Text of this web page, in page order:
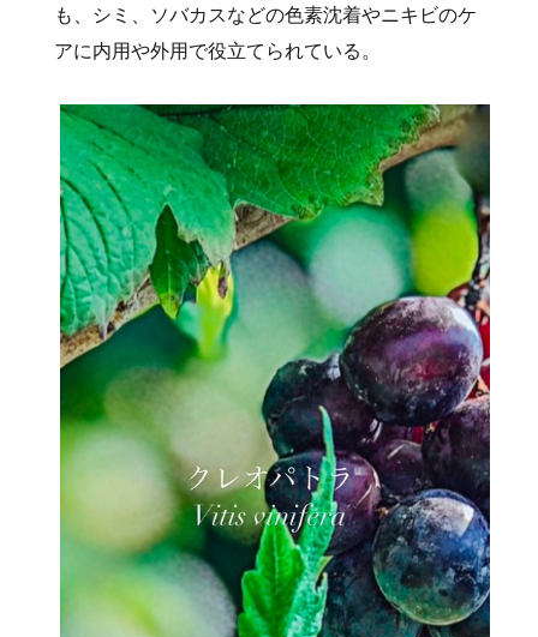
も、シミ、ソバカスなどの色素沈着やニキビのケ
アに内用や外用で役立てられている。